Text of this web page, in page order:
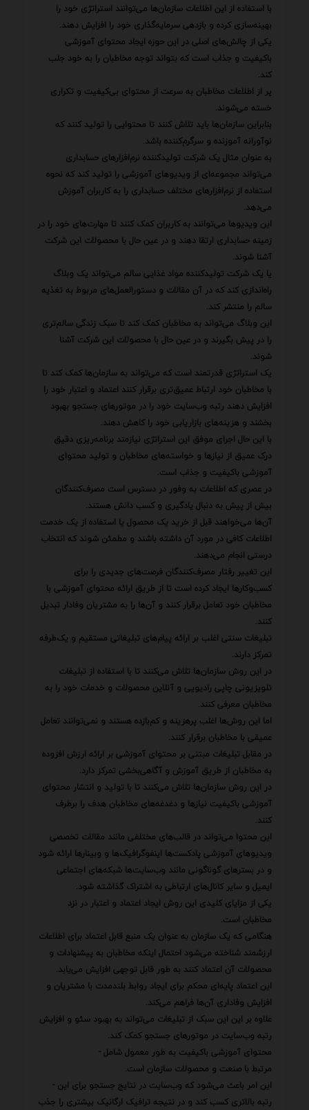
با استفاده از این اطلاعات سازمان‌ها می‌توانند استراتژی خود را
بهینه‌سازی کرده و بازدهی سرمایه‌گذاری خود را افزایش دهند.
یکی از چالش‌های اصلی در این حوزه ایجاد محتوای آموزشی
باکیفیت و جذاب است که بتواند توجه مخاطبان را به خود جلب
کند.
پر از اطلاعات مخاطبان به سرعت از محتوای بی‌کیفیت و تکراری
خسته می‌شوند.
بنابراین سازمان‌ها باید تلاش کنند تا محتوایی را تولید کنند که
نوآورانه آموزنده و سرگرم‌کننده باشد.
به عنوان مثال یک شرکت تولیدکننده نرم‌افزارهای حسابداری
می‌تواند مجموعه‌ای از ویدیوهای آموزشی را تولید کند که نحوه
استفاده از نرم‌افزارهای مختلف حسابداری را به کاربران آموزش
می‌دهد.
این ویدیوها می‌توانند به کاربران کمک کنند تا مهارت‌های خود را در
زمینه حسابداری ارتقا دهند و در عین حال با محصولات این شرکت
آشنا شوند.
یا یک شرکت تولیدکننده مواد غذایی سالم می‌تواند یک وبلاگ
راه‌اندازی کند که در آن مقالات و دستورالعمل‌های مربوط به تغذیه
سالم را منتشر کند.
این وبلاگ می‌تواند به مخاطبان کمک کند تا سبک زندگی سالم‌تری
را در پیش بگیرند و در عین حال با محصولات این شرکت آشنا
شوند.
یک استراتژی قدرتمند است که می‌تواند به سازمان‌ها کمک کند تا
با مخاطبان خود ارتباط عمیق‌تری برقرار کنند اعتماد و اعتبار خود را
افزایش دهند رتبه وب‌سایت خود را در موتورهای جستجو بهبود
بخشند و هزینه‌های بازاریابی خود را کاهش دهند.
با این حال اجرای موفق این استراتژی نیازمند برنامه‌ریزی دقیق
درک عمیق از نیازها و خواسته‌های مخاطبان و تولید محتوای
آموزشی باکیفیت و جذاب است.
در عصری که اطلاعات به وفور در دسترس است مصرف‌کنندگان
بیش از پیش به دنبال یادگیری و کسب دانش هستند.
آن‌ها می‌خواهند قبل از خرید یک محصول یا استفاده از یک خدمت
اطلاعات کافی در مورد آن داشته باشند و مطمئن شوند که انتخاب
درستی انجام می‌دهند.
این تغییر رفتار مصرف‌کنندگان فرصت‌های جدیدی را برای
کسب‌وکارها ایجاد کرده است تا از طریق ارائه محتوای آموزشی با
مخاطبان خود تعامل برقرار کنند و آن‌ها را به مشتریان وفادار تبدیل
کنند.
تبلیغات سنتی اغلب بر ارائه پیام‌های تبلیغاتی مستقیم و یک‌طرفه
تمرکز دارند.
در این روش سازمان‌ها تلاش می‌کنند تا با استفاده از تبلیغات
تلویزیونی چاپی رادیویی و آنلاین محصولات و خدمات خود را به
مخاطبان معرفی کنند.
اما این روش‌ها اغلب پرهزینه و کم‌بازده هستند و نمی‌توانند تعامل
عمیقی با مخاطبان برقرار کنند.
در مقابل تبلیغات مبتنی بر محتوای آموزشی بر ارائه ارزش افزوده
به مخاطبان از طریق آموزش و آگاهی‌بخشی تمرکز دارد.
در این روش سازمان‌ها تلاش می‌کنند تا با تولید و انتشار محتوای
آموزشی باکیفیت نیازها و دغدغه‌های مخاطبان هدف را برطرف
کنند.
این محتوا می‌تواند در قالب‌های مختلفی مانند مقالات تخصصی
ویدیوهای آموزشی پادکست‌ها اینفوگرافیک‌ها و وبینارها ارائه شود
و در بسترهای گوناگونی مانند وب‌سایت‌ها شبکه‌های اجتماعی
ایمیل و سایر کانال‌های ارتباطی به اشتراک گذاشته شود.
یکی از مزایای کلیدی این روش ایجاد اعتماد و اعتبار در نزد
مخاطبان است.
هنگامی که یک سازمان به عنوان یک منبع قابل اعتماد برای اطلاعات
ارزشمند شناخته می‌شود احتمال اینکه مخاطبان به پیشنهادات و
محصولات آن اعتماد کنند به طور قابل توجهی افزایش می‌یابد.
این اعتماد پایه‌ای محکم برای ایجاد روابط بلندمدت با مشتریان و
افزایش وفاداری آن‌ها فراهم می‌کند.
علاوه بر این این سبک از تبلیغات می‌تواند به بهبود سئو و افزایش
رتبه وب‌سایت در موتورهای جستجو کمک کند.
محتوای آموزشی باکیفیت به طور معمول شامل -
مرتبط با صنعت و محصولات سازمان است.
این امر باعث می‌شود که وب‌سایت در نتایج جستجو برای این -
رتبه بالاتری کسب کند و در نتیجه ترافیک ارگانیک بیشتری را جذب